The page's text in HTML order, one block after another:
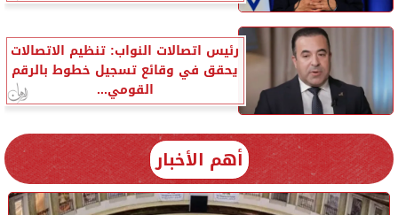
رئيس اتصالات النواب: تنظيم الاتصالات
يحقق في وقائع تسجيل خطوط بالرقم
القومي...
أهم الأخبار